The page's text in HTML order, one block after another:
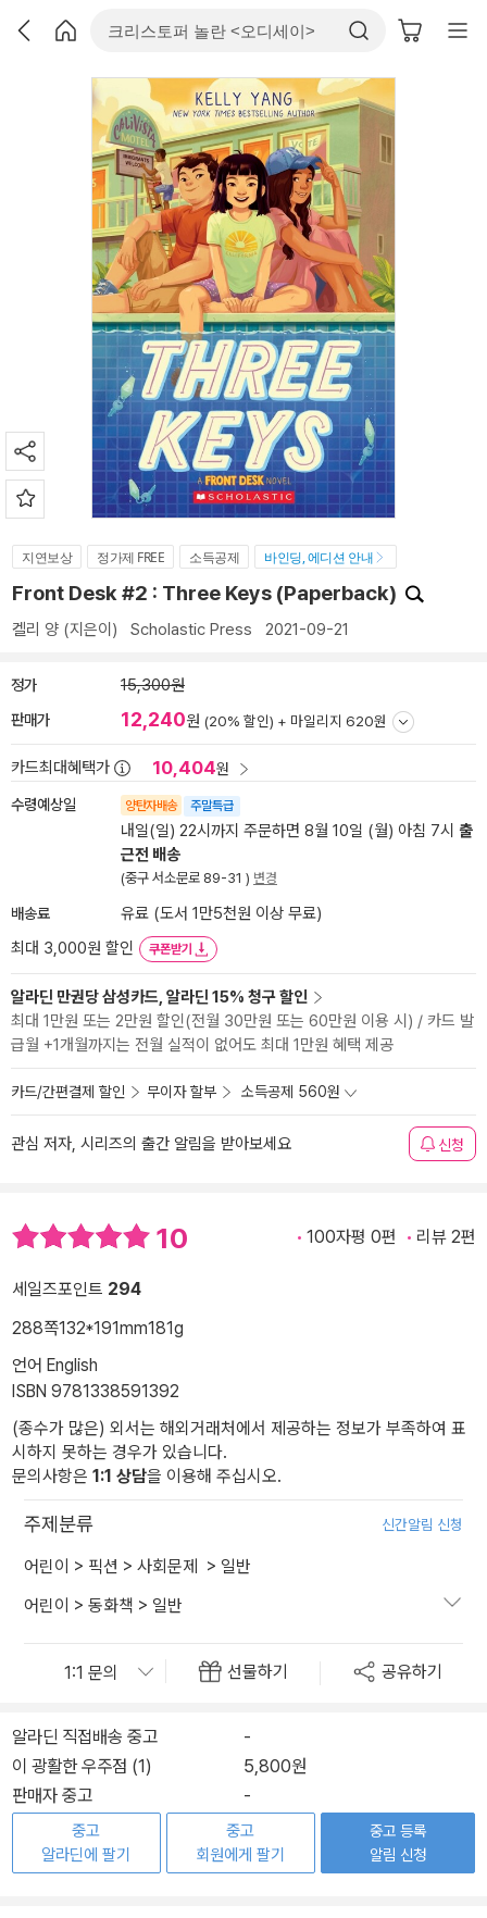
지연보상 정가제 FREE 소득공제 바인딩, 에디션 안내
Front Desk #2 : Three Keys (Paperback)
켈리 양 (지은이) Scholastic Press 2021-09-21
정가 15,300원
판매가 12,240원 (20% 할인) + 마일리지 620원
카드최대혜택가 10,404원
수령예상일 양탄자배송 주말특급
내일(일) 22시까지 주문하면 8월 10일 (월) 아침 7시 출
근전 배송
(중구 서소문로 89-31 ) 변경
배송료
유료 (도서 1만5천원 이상 무료)
최대 3,000원 할인
쿠폰받기
알라딘 만권당 삼성카드, 알라딘 15% 청구 할인
최대 1만원 또는 2만원 할인(전월 30만원 또는 60만원 이용 시) / 카드 발
급월 +1개월까지는 전월 실적이 없어도 최대 1만원 혜택 제공
카드/간편결제 할인 무이자 할부 소득공제 560원
관심 저자, 시리즈의 출간 알림을 받아보세요 신청
10 100자평 0편 리뷰 2편
세일즈포인트 294
288쪽132*191mm181g
언어 English
ISBN 9781338591392
(종수가 많은) 외서는 해외거래처에서 제공하는 정보가 부족하여 표
시하지 못하는 경우가 있습니다.
문의사항은 1:1 상담을 이용해 주십시오.
주제분류 신간알림 신청
어린이 > 픽션 > 사회문제 > 일반
어린이 > 동화책 > 일반
선물하기 공유하기
알라딘 직접배송 중고
-
이 광활한 우주점 (1)
5,800원
판매자 중고
-
중고
알라딘에 팔기
중고
회원에게 팔기
중고 등록
알림 신청